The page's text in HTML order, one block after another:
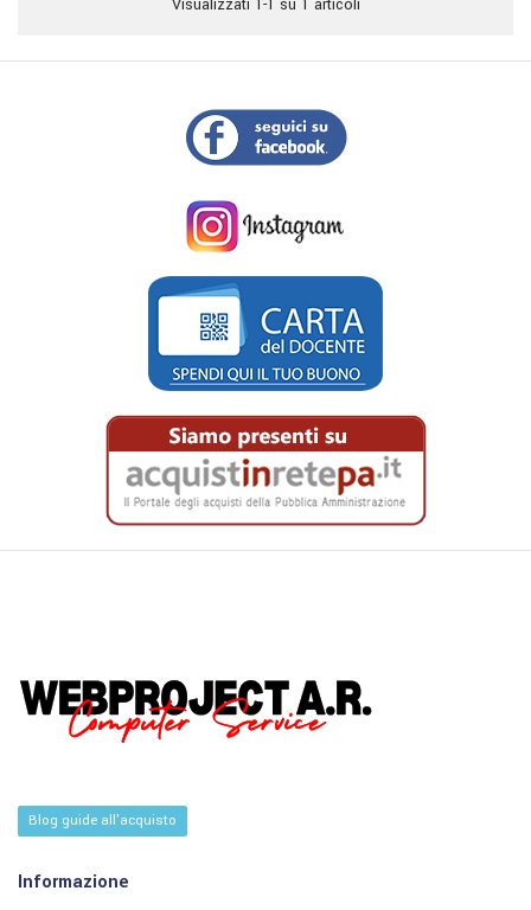
Visualizzati 1-1 su 1 articoli
Blog guide all'acquisto
Informazione